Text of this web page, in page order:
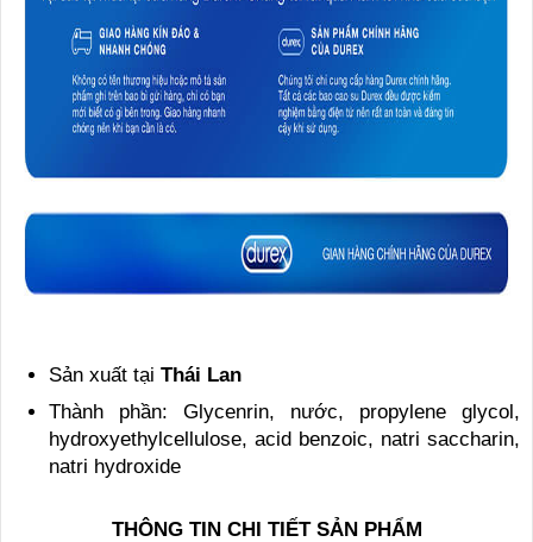
Sản xuất tại Thái Lan
Thành phần: Glycenrin, nước, propylene glycol,
hydroxyethylcellulose, acid benzoic, natri saccharin,
natri hydroxide
THÔNG TIN CHI TIẾT SẢN PHẨM